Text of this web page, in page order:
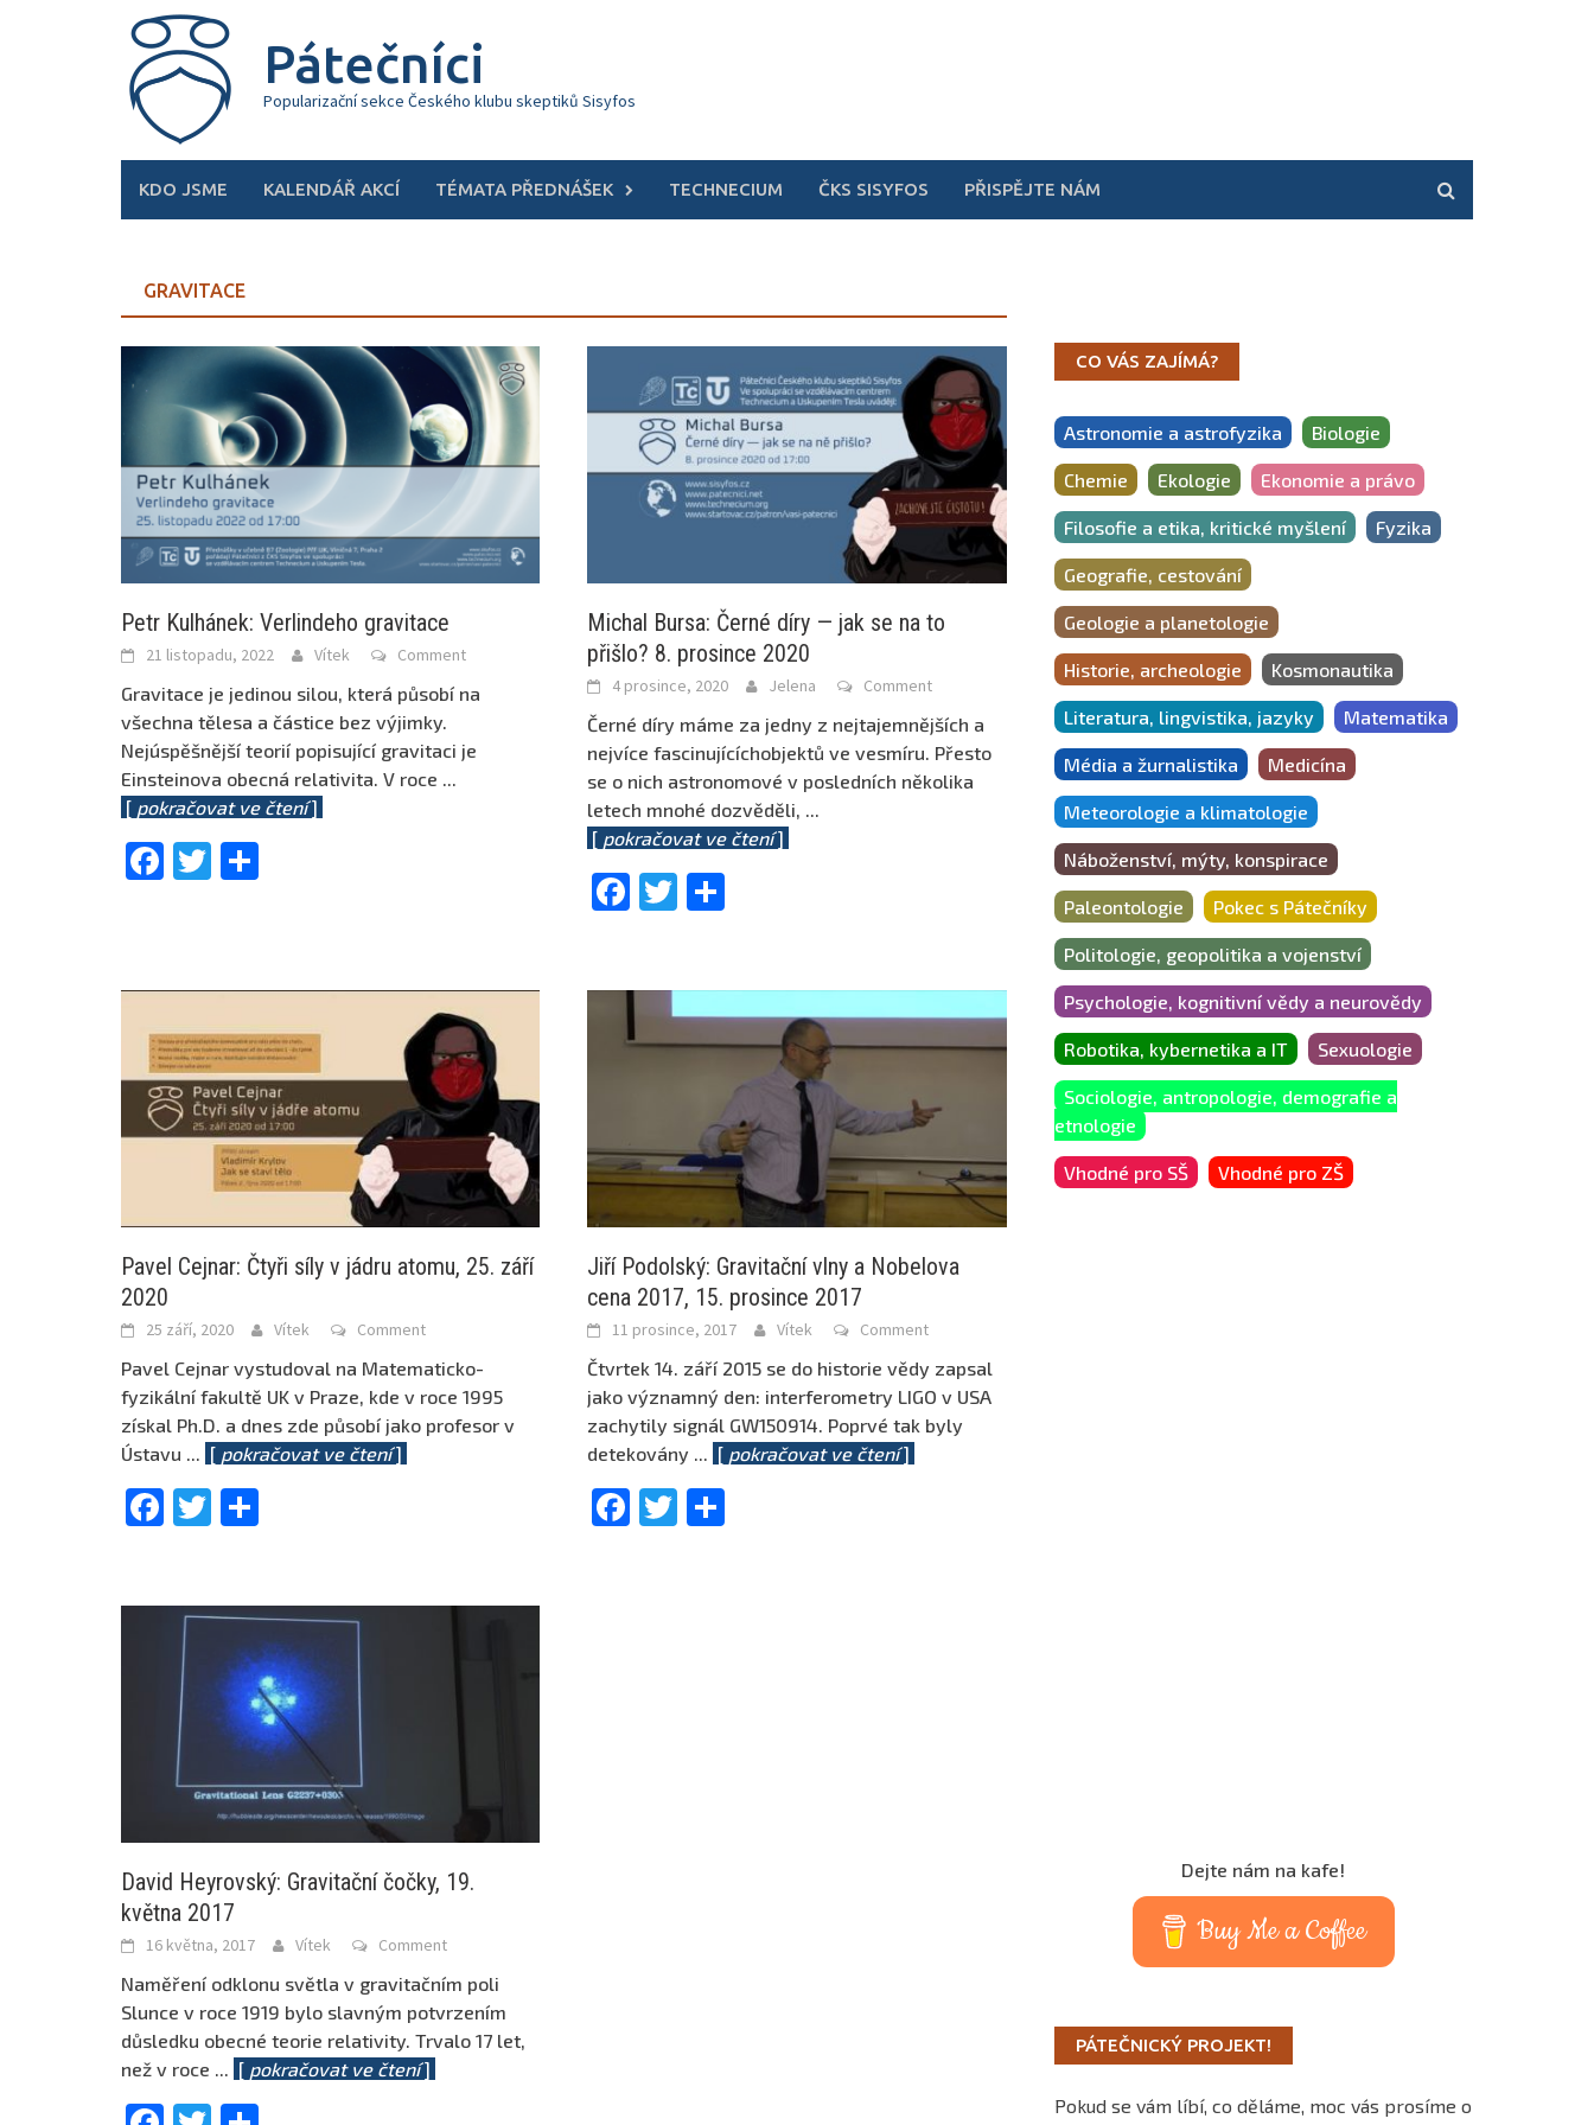
Pátečníci
Popularizační sekce Českého klubu skeptiků Sisyfos
KDO JSME KALENDÁŘ AKCÍ TÉMATA PŘEDNÁŠEK TECHNECIUM ČKS SISYFOS PŘISPĚJTE NÁM
GRAVITACE
Petr Kulhánek: Verlindeho gravitace
21 listopadu, 2022 Vítek Comment
Gravitace je jedinou silou, která působí na
všechna tělesa a částice bez výjimky.
Nejúspěšnější teorií popisující gravitaci je
Einsteinova obecná relativita. V roce ...
[ pokračovat ve čtení]
Facebook
Twitter
Michal Bursa: Černé díry — jak se na to
přišlo? 8. prosince 2020
4 prosince, 2020 Jelena Comment
Černé díry máme za jedny z nejtajemnějších a
nejvíce fascinujícíchobjektů ve vesmíru. Přesto
se o nich astronomové v posledních několika
letech mnohé dozvěděli, ...
[ pokračovat ve čtení]
Facebook
Twitter
Pavel Cejnar: Čtyři síly v jádru atomu, 25. září
2020
25 září, 2020 Vítek Comment
Pavel Cejnar vystudoval na Matematicko-
fyzikální fakultě UK v Praze, kde v roce 1995
získal Ph.D. a dnes zde působí jako profesor v
Ústavu ... [ pokračovat ve čtení]
Facebook
Twitter
Jiří Podolský: Gravitační vlny a Nobelova
cena 2017, 15. prosince 2017
11 prosince, 2017 Vítek Comment
Čtvrtek 14. září 2015 se do historie vědy zapsal
jako významný den: interferometry LIGO v USA
zachytily signál GW150914. Poprvé tak byly
detekovány ... [ pokračovat ve čtení]
Facebook
Twitter
David Heyrovský: Gravitační čočky, 19.
května 2017
16 května, 2017 Vítek Comment
Naměření odklonu světla v gravitačním poli
Slunce v roce 1919 bylo slavným potvrzením
důsledku obecné teorie relativity. Trvalo 17 let,
než v roce ... [ pokračovat ve čtení]
CO VÁS ZAJÍMÁ?
Astronomie a astrofyzika Biologie
Chemie Ekologie Ekonomie a právo
Filosofie a etika, kritické myšlení Fyzika
Geografie, cestování
Geologie a planetologie
Historie, archeologie Kosmonautika
Literatura, lingvistika, jazyky Matematika
Média a žurnalistika Medicína
Meteorologie a klimatologie
Náboženství, mýty, konspirace
Paleontologie Pokec s Pátečníky
Politologie, geopolitika a vojenství
Psychologie, kognitivní vědy a neurovědy
Robotika, kybernetika a IT Sexuologie
Sociologie, antropologie, demografie a
etnologie
Vhodné pro SŠ Vhodné pro ZŠ
Dejte nám na kafe!
Buy Me a Coffee
PÁTEČNICKÝ PROJEKT!
Pokud se vám líbí, co děláme, moc vás prosíme o